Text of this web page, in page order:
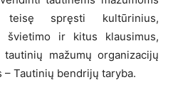
teisę spręsti kultūrinius,
švietimo ir kitus klausimus,
mažumų organizacijų
Tautinių bendrijų taryba.